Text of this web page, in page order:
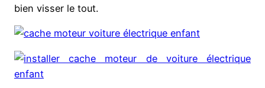
bien visser le tout.